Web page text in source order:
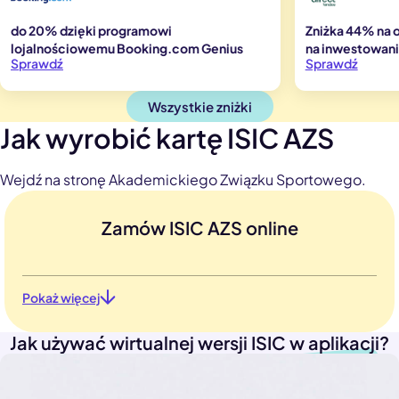
do 20% dzięki programowi
lojalnościowemu Booking.com Genius
Sprawdź
Zniżka 44% na
na
Sprawdź
Wszystkie zniżki
Jak wyrobić kartę ISIC AZS
Wejdź na stronę Akademickiego Związku Sportowego.
Zamów ISIC AZS online
Pokaż więcej
Jak używać wirtualnej wersji ISIC w aplikacji?